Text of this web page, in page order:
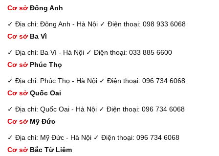
Cơ sở Đông Anh
✓ Địa chỉ: Đông Anh - Hà Nội ✓ Điện thoại: 098 933 6068
Cơ sở Ba Vì
✓ Địa chỉ: Ba Vì - Hà Nội ✓ Điện thoại: 033 885 6600
Cơ sở Phúc Thọ
✓ Địa chỉ: Phúc Thọ - Hà Nội ✓ Điện thoại: 096 734 6068
Cơ sở Quốc Oai
✓ Địa chỉ: Quốc Oai - Hà Nội ✓ Điện thoại: 096 734 6068
Cơ sở Mỹ Đức
✓ Địa chỉ: Mỹ Đức - Hà Nội ✓ Điện thoại: 096 734 6068
Cơ sở Bắc Từ Liêm